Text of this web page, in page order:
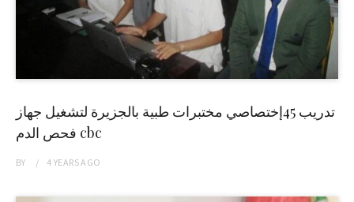
تدريب 45إختصاصي مختبرات طبية بالجزيرة لتشغيل جهاز
فحص الدم cbc
BY 4 YEARSAGO